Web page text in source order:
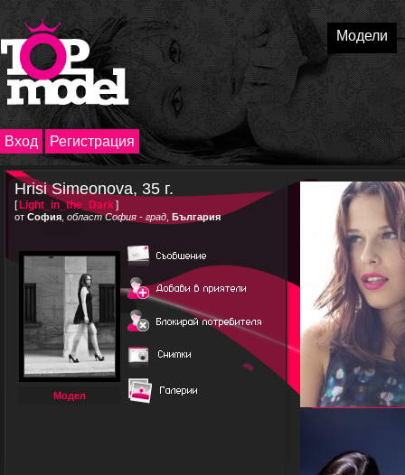
Модели
Вход Регистрация
Hrisi Simeonova, 35 г.
[ Light_in_the_Dark]
от София област София - град България
Модел